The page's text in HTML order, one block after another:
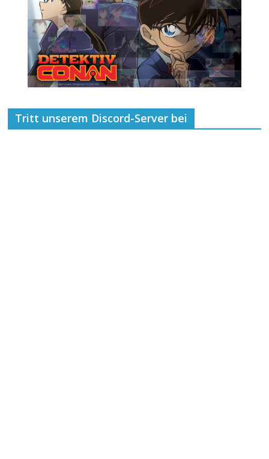
Tritt unserem Discord-Server bei